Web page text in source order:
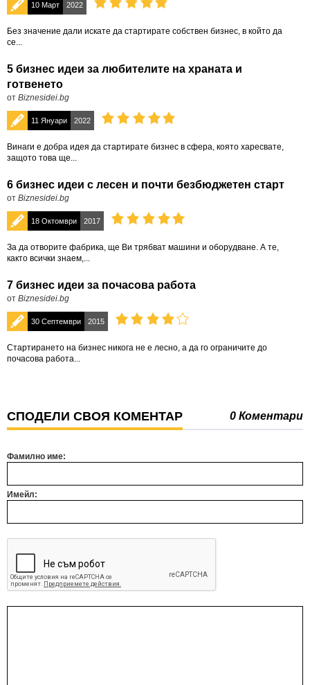
10 Март 2022
Без значение дали искате да стартирате собствен бизнес, в който да
се...
5 бизнес идеи за любителите на храната и
готвенето
от Biznesidei.bg
11 Януари 2022
Винаги е добра идея да стартирате бизнес в сфера, която харесвате,
защото това ще...
6 бизнес идеи с лесен и почти безбюджетен старт
от Biznesidei.bg
18 Октомври 2017
За да отворите фабрика, ще Ви трябват машини и оборудване. А те,
както всички знаем,...
7 бизнес идеи за почасова работа
от Biznesidei.bg
30 Септември 2015
Стартирането на бизнес никога не е лесно, а да го ограничите до
почасова работа...
СПОДЕЛИ СВОЯ КОМЕНТАР 0 Коментари
Фамилно име:
Имейл: